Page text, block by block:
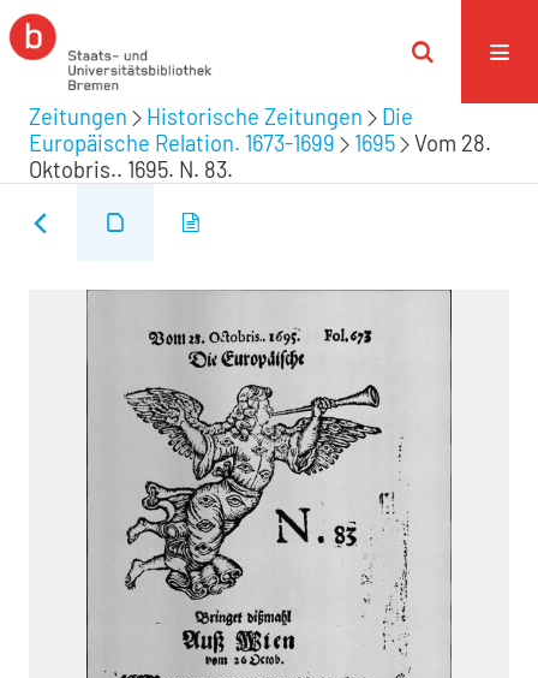
Zeitungen Historische Zeitungen
Die
Europäische Relation. 1673-1699
1695
Vom 28.
Oktobris.. 1695. N. 83.